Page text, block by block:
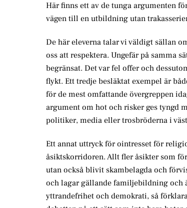
Här finns ett av de tunga argumenten
vägen till en utbildning utan
De här eleverna talar vi väldigt sällan
oss att respektera. Ungefär på samma
begränsat. Det var fel offer och
flykt. Ett tredje besläktat exempel är
för de mest omfattande övergreppen
argument om hot och risker ges tyngd
politiker, media eller trosbröderna i
Ett annat uttryck för ointresset för
åsiktskorridoren. Allt fler åsikter som
utan också blivit skambelagda och
och lagar gällande familjebildning och
yttrandefrihet och demokrati, så